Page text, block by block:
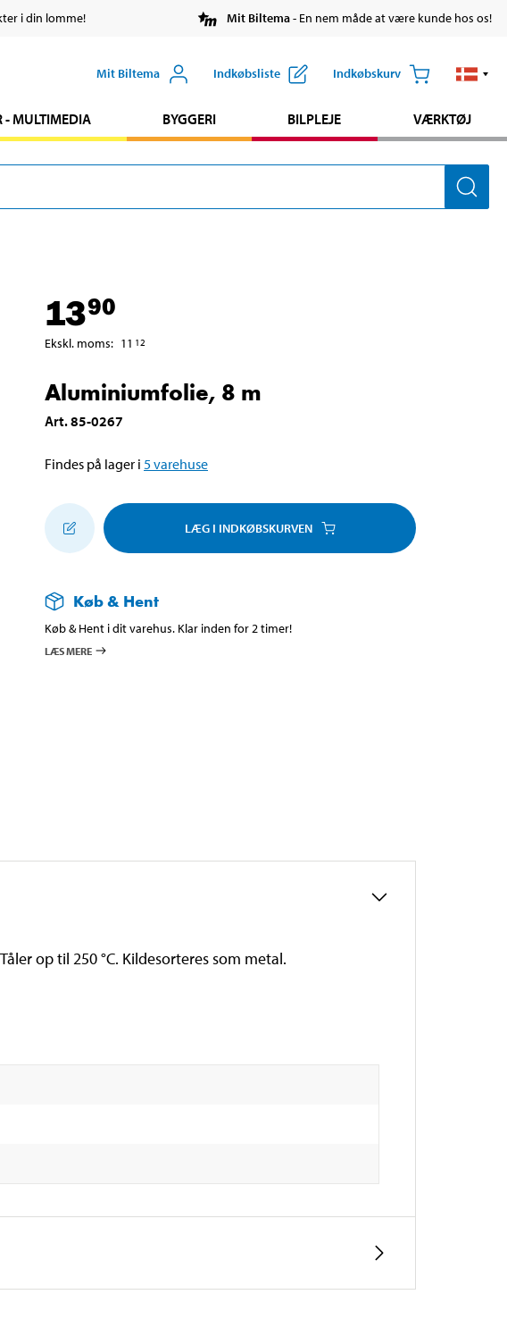
i din lomme! Mit Biltema- En nem måde at være kunde hos os!
Mit Biltema Indkøbsliste Indkøbskurv
- MULTIMEDIA BYGGERI BILPLEJE VÆRKTØJ
1390
Ekskl. moms: 11 12
Aluminiumfolie, 8 m
Art.85-0267
Findes på lager i 5varehuse
LÆG I INDKØBSKURVEN
Køb & Hent
Køb & Hent i dit varehus. Klar inden for 2 timer!
LÆS MERE
op til 250 °C. Kildesorteres som metal.